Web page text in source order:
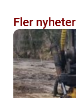
Fler nyheter